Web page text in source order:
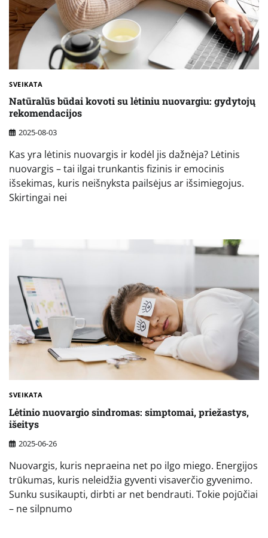
SVEIKATA
Natūralūs būdai kovoti su lėtiniu nuovargiu: gydytojų
rekomendacijos
2025-08-03
Kas yra lėtinis nuovargis ir kodėl jis dažnėja? Lėtinis
nuovargis – tai ilgai trunkantis fizinis ir emocinis
išsekimas, kuris neišnyksta pailsėjus ar išsimiegojus.
Skirtingai nei
SVEIKATA
Lėtinio nuovargio sindromas: simptomai, priežastys,
išeitys
2025-06-26
Nuovargis, kuris nepraeina net po ilgo miego. Energijos
trūkumas, kuris neleidžia gyventi visaverčio gyvenimo.
Sunku susikaupti, dirbti ar net bendrauti. Tokie pojūčiai
– ne silpnumo